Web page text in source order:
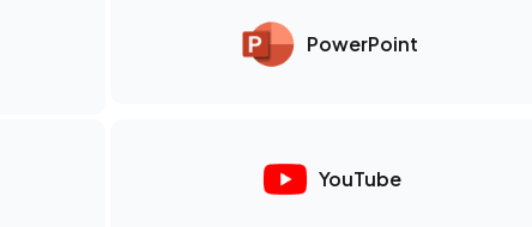
PowerPoint
YouTube